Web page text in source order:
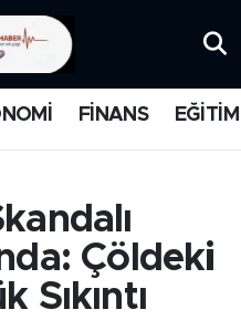
FİNANS EĞİTİM
Çöldeki
Sıkıntı
ve Fikstür